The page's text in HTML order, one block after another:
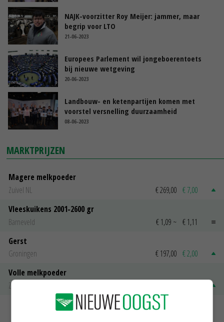
NAJK-voorzitter Roy Meijer: jammer, maar
begrip voor LTO
21-06-2023
Europees Parlement wil jongeboerentoets
bij nieuwe wetgeving
20-06-2023
Landbouw- en ketenpartijen komen met
voorstel versnelling duurzaamheid
08-06-2023
MARKTPRIJZEN
Magere melkpoeder
Zuivel NL
€ 269,00 € 7,00
Vleeskuikens 2001-2600 gr
Barneveld
€ 1,09 ~ € 1,11
Gerst
Groningen
€ 197,00 € 2,00
Volle melkpoeder
Zuivel NL
MEER MARKTPRIJZEN